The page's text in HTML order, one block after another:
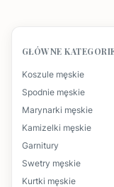
GŁÓWNE
Koszule męskie
Spodnie męskie
Marynarki męskie
Kamizelki męskie
Garnitury
Swetry męskie
Kurtki męskie